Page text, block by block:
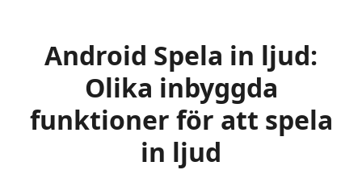
Android Spela in ljud:
Olika inbyggda
funktioner för att spela
in ljud